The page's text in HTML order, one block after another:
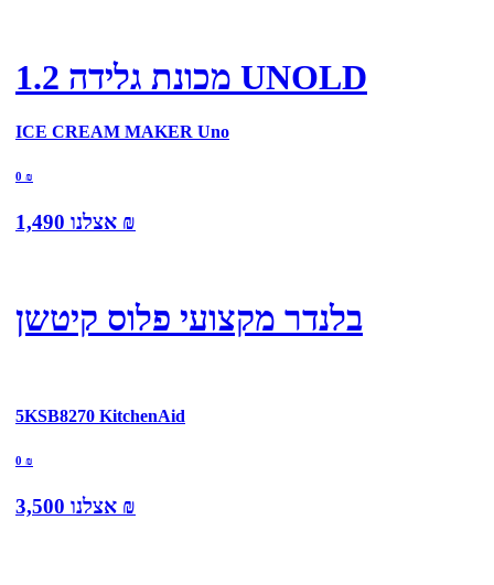
מכונת גלידה 1.2 UNOLD
ICE CREAM MAKER Uno
0 ₪
אצלנו 1,490 ₪
בלנדר מקצועי פלוס קיטשן
5KSB8270 KitchenAid
0 ₪
אצלנו 3,500 ₪